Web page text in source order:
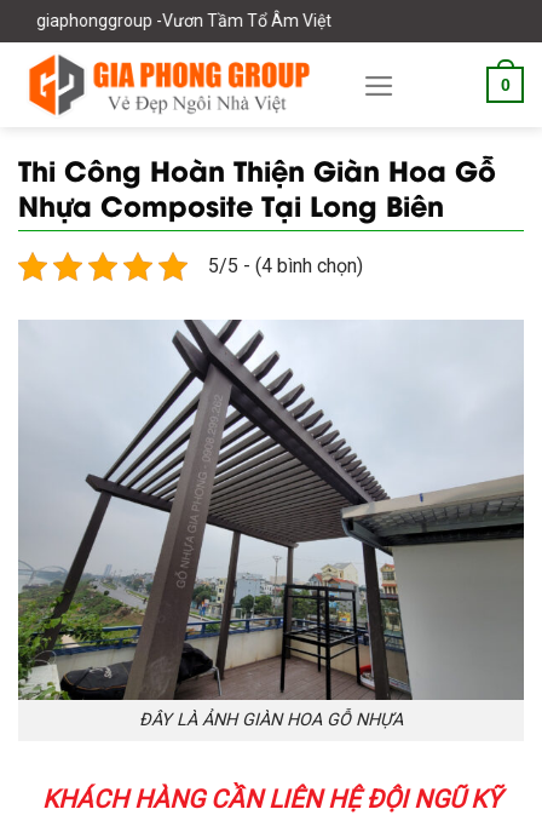
to
content
Tầm Tổ Âm Việt
0
Thi Công Hoàn Thiện Giàn Hoa Gỗ
Nhựa Composite Tại Long Biên
5/5 - (4 bình chọn)
ĐÂY LÀ ẢNH GIÀN HOA GỖ NHỰA
KHÁCH HÀNG CẦN LIÊN HỆ ĐỘI NGŨ KỸ